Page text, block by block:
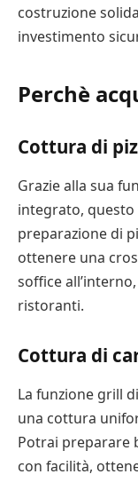
costruzione
investimento
Perchè
Cottura di
Grazie alla sua
integrato,
preparazione di
ottenere una
soffice
ristoranti.
Cottura di
La funzione grill
una cottura
Potrai preparare
con facilità,